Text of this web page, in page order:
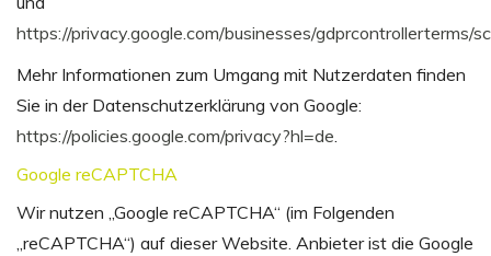
https://privacy.google.com/businesses/gdprcontrollerterms/
Mehr Informationen zum Umgang mit Nutzerdaten finden
Sie in der Datenschutzerklärung von Google:
https://policies.google.com/privacy?hl=de.
Google reCAPTCHA
Wir nutzen „Google reCAPTCHA“ (im Folgenden
„reCAPTCHA“) auf dieser Website. Anbieter ist die Google